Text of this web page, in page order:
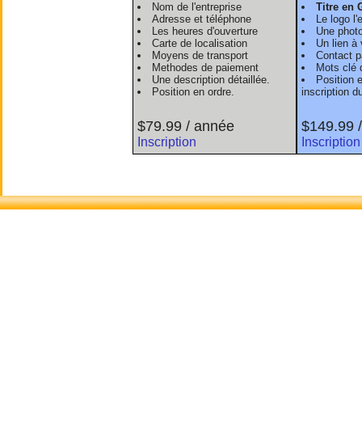
Nom de l'entreprise
Adresse et téléphone
Les heures d'ouverture
Carte de localisation
Moyens de transport
Methodes de paiement
Une description détaillée.
Position en ordre.
$79.99 / année
Inscription
Titre en
Le logo
Une
Un lien à
Contact
Mots clé
Position
inscription
$149.99
Inscription